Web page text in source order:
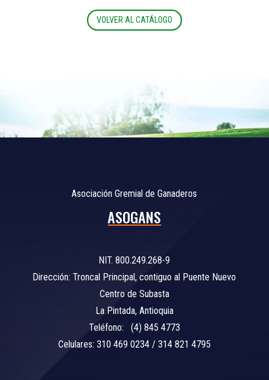
VOLVER AL CATÁLOGO
Asociación Gremial de Ganaderos
ASOGANS
NIT. 800.249.268-9
Dirección: Troncal Principal, contiguo al Puente Nuevo
Centro de Subasta
La Pintada, Antioquia
Teléfono: (4) 845 4773
Celulares: 310 469 0234 / 314 821 4795